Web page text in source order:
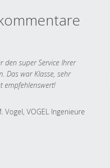
den super Service Ihrer
Das war Klasse, sehr
empfehlenswert!
Vogel, VOGEL Ingenieure